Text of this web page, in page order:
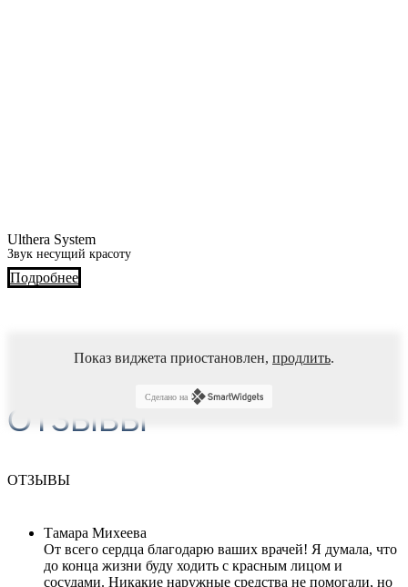
Ulthera System
Звук несущий красоту
Подробнее
ОТЗЫВЫ
Показ виджета приостановлен, продлить.
Сделано на
ОТЗЫВЫ
Тамара Михеева
От всего сердца благодарю ваших врачей! Я думала, что
до конца жизни буду ходить с красным лицом и
сосудами. Никакие наружные средства не помогали, но